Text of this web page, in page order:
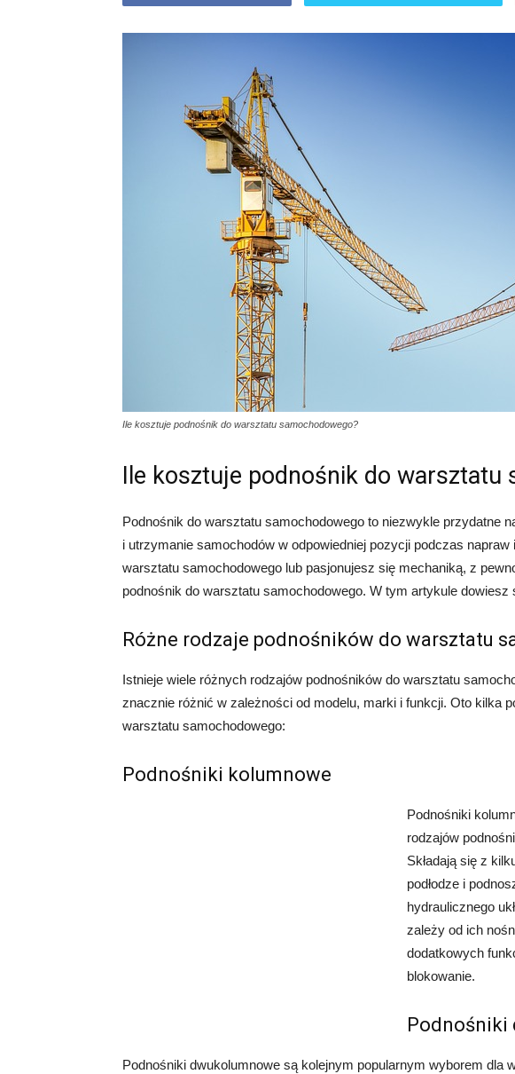
Ile kosztuje podnośnik do warsztatu samochodowego?
Ile kosztuje podnośnik do warsztatu
Podnośnik do warsztatu samochodowego to niezwykle przydatne
i utrzymanie samochodów w odpowiedniej pozycji podczas
warsztatu samochodowego lub pasjonujesz się mechaniką, z
podnośnik do warsztatu samochodowego. W tym artykule dowiesz
Różne rodzaje podnośników do warsztatu
Istnieje wiele różnych rodzajów podnośników do warsztatu
znacznie różnić w zależności od modelu, marki i funkcji. Oto kilka
warsztatu samochodowego:
Podnośniki kolumnowe
Podnośniki
rodzajów
Składają się z
podłodze i
hydraulicznego
zależy od ich
dodatkowych
blokowanie.
Podnośniki
Podnośniki dwukolumnowe są kolejnym popularnym wyborem dla